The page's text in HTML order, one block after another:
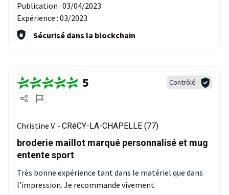
Publication : 03/04/2023
Expérience : 03/2023
Sécurisé dans la blockchain
5 Contrôlé
Christine V. - CRéCY-LA-CHAPELLE (77)
broderie maillot marqué personnalisé et mug
entente sport
Très bonne expérience tant dans le matériel que dans
l'impression. Je recommande vivement